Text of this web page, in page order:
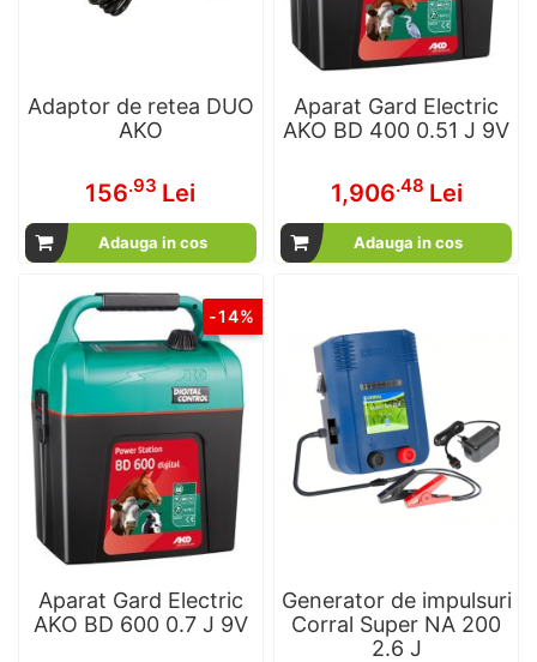
Adaptor de retea DUO
AKO
156.93 Lei
Adauga in cos
Aparat Gard Electric
AKO BD 400 0.51 J 9V
1,906.48 Lei
Adauga in cos
-14%
Aparat Gard Electric
AKO BD 600 0.7 J 9V
Generator de impulsuri
Corral Super NA 200
2.6 J